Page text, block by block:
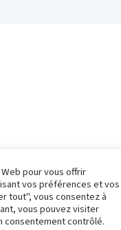
pour vous offrir
vos préférences et vos
tout", vous consentez à
vous pouvez visiter
consentement contrôlé.